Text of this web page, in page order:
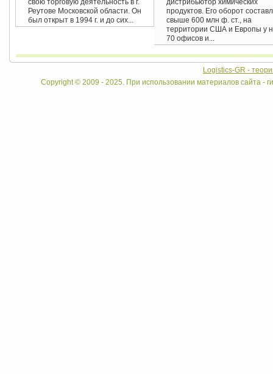
свою торговую деятельность в г.
Реутове Московской области. Он
был открыт в 1994 г. и до сих...
дистрибьютор химических
продуктов. Его оборот
свыше 600 млн ф. ст., на
территории США и Европы у
70 офисов и...
Logistics-GR -
Copyright © 2009 - 2025. При использовании материалов сайта -